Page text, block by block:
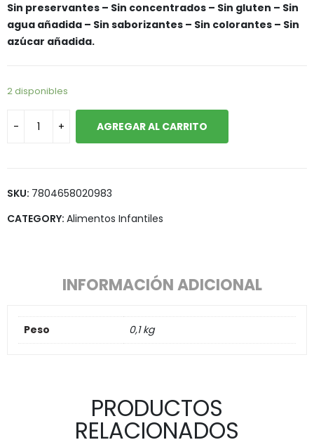
Sin preservantes – Sin concentrados – Sin gluten – Sin
agua añadida – Sin saborizantes – Sin colorantes – Sin
azúcar añadida.
2 disponibles
AGREGAR AL CARRITO
SKU: 7804658020983
CATEGORY: Alimentos Infantiles
INFORMACIÓN ADICIONAL
Peso 0,1 kg
PRODUCTOS
RELACIONADOS